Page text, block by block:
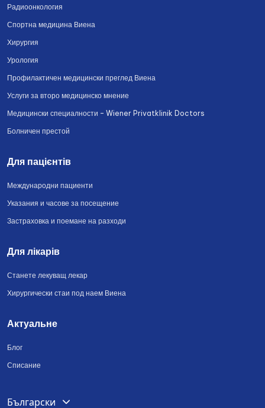
Радиоонкология
Спортна медицина Виена
Хирургия
Урология
Профилактичен медицински преглед Виена
Услуги за второ медицинско мнение
Медицински специалности – Wiener Privatklinik Doctors
Болничен престой
Для пацієнтів
Международни пациенти
Указания и часове за посещение
Застраховка и поемане на разходи
Для лікарів
Станете лекуващ лекар
Хирургически стаи под наем Виена
Актуальне
Блог
Списание
Български
Deutsch